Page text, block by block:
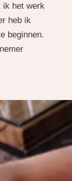
ik het werk
heb ik
beginnen.